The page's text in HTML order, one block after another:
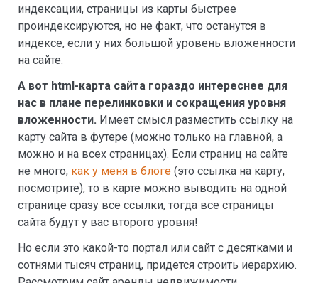
индексации, страницы из карты быстрее
проиндексируются, но не факт, что останутся в
индексе, если у них большой уровень вложенности
на сайте.
А вот html-карта сайта гораздо интереснее для
нас в плане перелинковки и сокращения уровня
вложенности. Имеет смысл разместить ссылку на
карту сайта в футере (можно только на главной, а
можно и на всех страницах). Если страниц на сайте
не много, как у меня в блоге (это ссылка на карту,
посмотрите), то в карте можно выводить на одной
странице сразу все ссылки, тогда все страницы
сайта будут у вас второго уровня!
Но если это какой-то портал или сайт с десятками и
сотнями тысяч страниц, придется строить иерархию.